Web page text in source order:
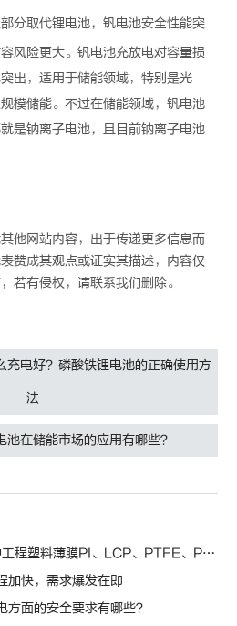
分取代锂电池，钒电池安全性能突
风险更大。钒电池充放电对容量损
出，适用于储能领域，特别是光
模储能。不过在储能领域，钒电池
是钠离子电池，且目前钠离子电池
他网站内容，出于传递更多信息而
赞成其观点或证实其描述，内容仅
若有侵权，请联系我们删除。
充电好？磷酸铁锂电池的正确使用方
法
池在储能市场的应用有哪些？
薄膜PI、LCP、PTFE、PPS、PEEK、PEN
加快，需求爆发在即
面的安全要求有哪些？